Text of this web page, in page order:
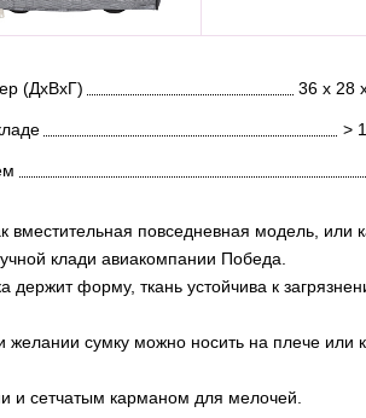
(ДхВхГ) 36 х 28
>
повседневная модель, или
клади авиакомпании Победа.
форму, ткань устойчива к
сумку можно носить на плече или
и сетчатым карманом для мелочей.